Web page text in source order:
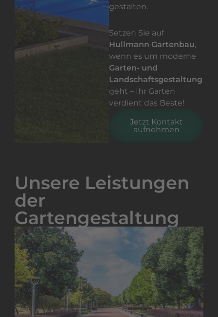
gestalten.
Setzen Sie auf
Hullmann Gartenbau,
wenn es um moderne
Garten- und
Landschaftsgestaltung
geht – Ihr Garten
verdient das Beste!
Jetzt Kontakt
aufnehmen
Unsere Leistungen
der
Gartengestaltung